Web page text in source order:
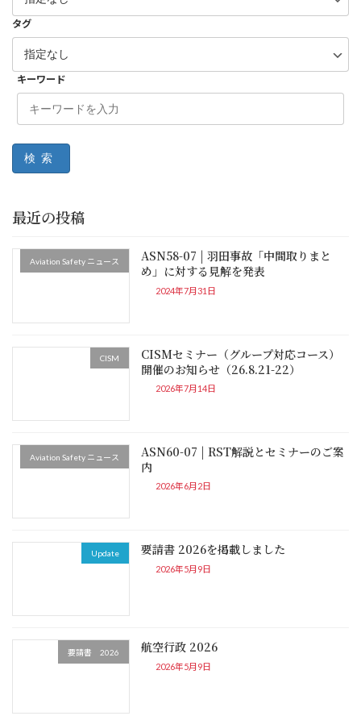
タグ
キーワード
検索
最近の投稿
Aviation Safety ニュース
ASN58-07 | 羽田事故「中間取りまと
め」に対する見解を発表
2024年7月31日
CISM
CISMセミナー（グループ対応コース）
開催のお知らせ（26.8.21-22）
2026年7月14日
Aviation Safety ニュース
ASN60-07 | RST解説とセミナーのご案
内
2026年6月2日
Update 要請書 2026を掲載しました
2026年5月9日
要請書 2026 航空行政 2026
2026年5月9日